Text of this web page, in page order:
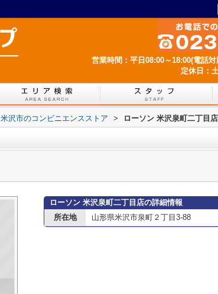
営業時間：平日08:00～18:00(電話
定休日：
米沢市のコンビニエンスストア > ローソン 米沢泉町二丁目店
ローソン 米沢泉町二丁目店の詳細情報
所在地
山形県米沢市泉町２丁目3-88